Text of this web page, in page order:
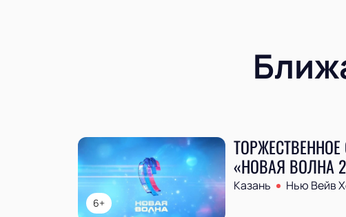
6+
«НОВАЯ ВОЛНА
Казань Нью Вейв